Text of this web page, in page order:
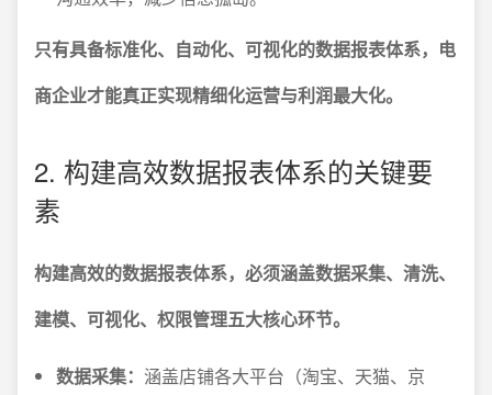
只有具备标准化、自动化、可视化的数据报表体系，电
商企业才能真正实现精细化运营与利润最大化。
2. 构建高效数据报表体系的关键要
素
构建高效的数据报表体系，必须涵盖数据采集、清洗、
建模、可视化、权限管理五大核心环节。
数据采集： 涵盖店铺各大平台（淘宝、天猫、京